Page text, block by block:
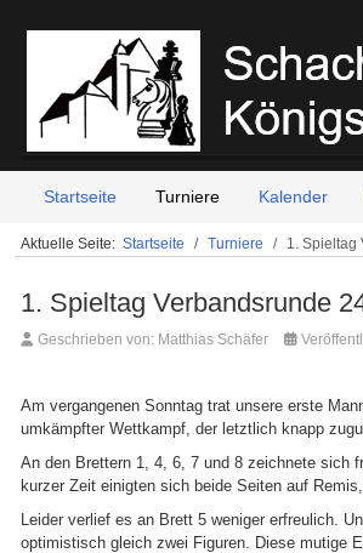
Startseite Turniere Kalender
Aktuelle Seite: Startseite Turniere 1. Spieltag
1. Spieltag Verbandsrunde
Geschrieben von: Matthias Schäfer
Am vergangenen Sonntag trat unsere erste
umkämpfter Wettkampf, der letztlich knapp
An den Brettern 1, 4, 6, 7 und 8 zeichnete sich
kurzer Zeit einigten sich beide Seiten auf
Leider verlief es an Brett 5 weniger erfreulich.
optimistisch gleich zwei Figuren. Diese mutige